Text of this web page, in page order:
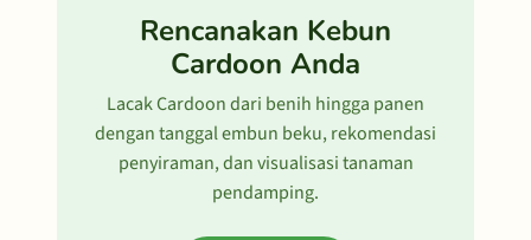
Rencanakan Kebun
Cardoon Anda
Lacak Cardoon dari benih hingga panen
dengan tanggal embun beku, rekomendasi
penyiraman, dan visualisasi tanaman
pendamping.